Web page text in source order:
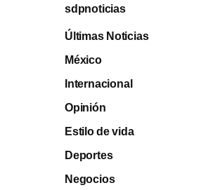
sdpnoticias
Últimas Noticias
México
Internacional
Opinión
Estilo de vida
Deportes
Negocios